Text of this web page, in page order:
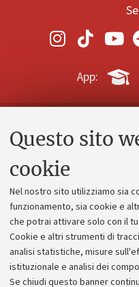
Questo sito
cookie
Nel nostro sito utilizziamo sia
funzionamento, sia cookie e
che potrai attivare solo con il
Cookie e altri strumenti di
analisi statistiche, misure
istituzionale e analisi dei
Se chiudi questo banner
App: